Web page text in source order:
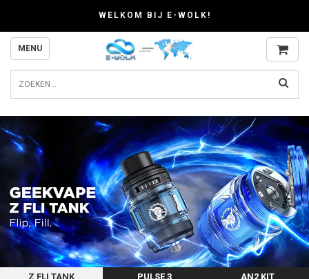
WELKOM BIJ E-WOLK!
MENU
Z FLI TANK PULSE 3 AN2 KIT